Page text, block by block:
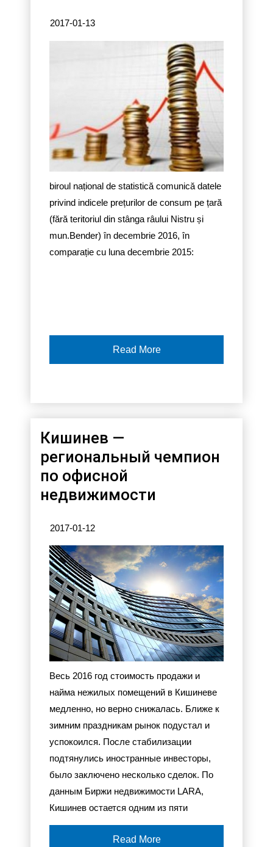
2017-01-13
biroul național de statistică comunică datele
privind indicele prețurilor de consum pe țară
(fără teritoriul din stânga râului Nistru și
mun.Bender) în decembrie 2016, în
comparație cu luna decembrie 2015:
Read More
Кишинев —
региональный чемпион
по офисной
недвижимости
2017-01-12
Весь 2016 год стоимость продажи и
найма нежилых помещений в Кишиневе
медленно, но верно снижалась. Ближе к
зимним праздникам рынок подустал и
успокоился. После стабилизации
подтянулись иностранные инвесторы,
было заключено несколько сделок. По
данным Биржи недвижимости LARA,
Кишинев остается одним из пяти
крупнейших региональных центров
Восточной Европы по обеспеченности
Read More